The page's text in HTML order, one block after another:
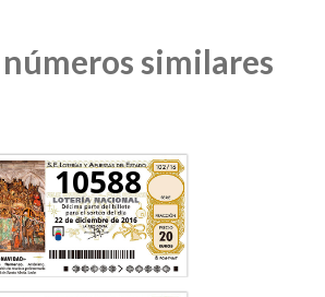
números similares
10588